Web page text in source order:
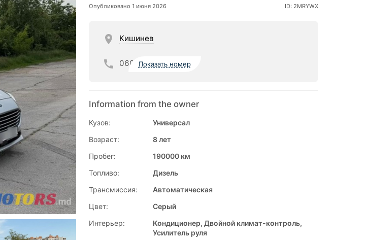
Опубликовано 1 июня 2026 ID: 2MRYWX
Кишинев
060 Показать номер
Information from the owner
Кузов:
Универсал
Возраст:
8 лет
Пробег:
190000 км
Топливо:
Дизель
Трансмиссия:
Автоматическая
Цвет:
Серый
Интерьер:
Кондиционер, Двойной климат-контроль,
Усилитель руля